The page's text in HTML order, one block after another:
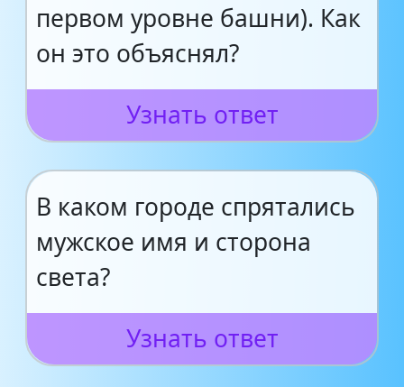
первом уровне башни). Как
он это объяснял?
Узнать ответ
В каком городе спрятались
мужское имя и сторона
света?
Узнать ответ